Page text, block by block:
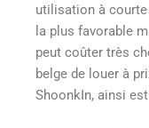
utilisation à
la plus favorable
peut coûter très
belge de louer à
ShoonkIn, ainsi